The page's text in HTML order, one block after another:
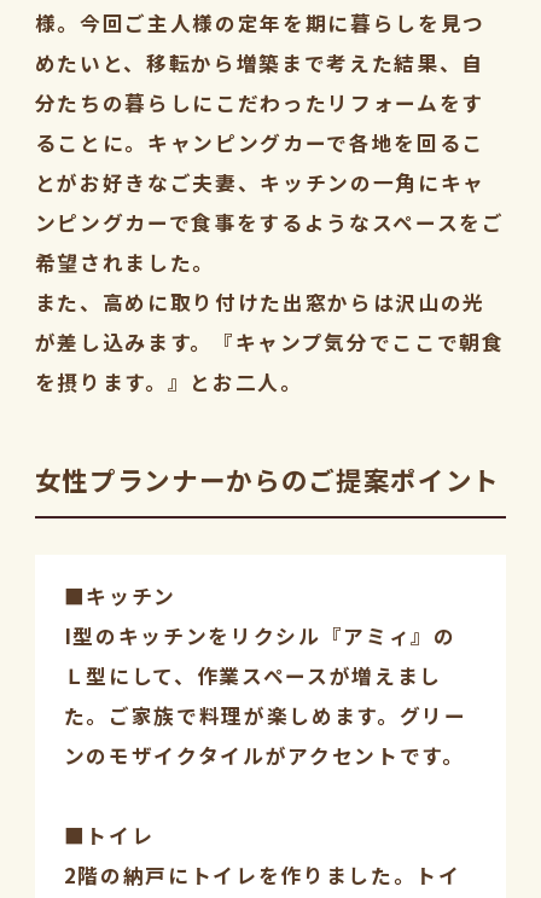
様。今回ご主人様の定年を期に暮らしを見つ
めたいと、移転から増築まで考えた結果、自
分たちの暮らしにこだわったリフォームをす
ることに。キャンピングカーで各地を回るこ
とがお好きなご夫妻、キッチンの一角にキャ
ンピングカーで食事をするようなスペースをご
希望されました。
また、高めに取り付けた出窓からは沢山の光
が差し込みます。『キャンプ気分でここで朝食
を摂ります。』とお二人。
女性プランナーからのご提案ポイント
■キッチン
I型のキッチンをリクシル『アミィ』の
Ｌ型にして、作業スペースが増えまし
た。ご家族で料理が楽しめます。グリー
ンのモザイクタイルがアクセントです。
■トイレ
2階の納戸にトイレを作りました。トイ